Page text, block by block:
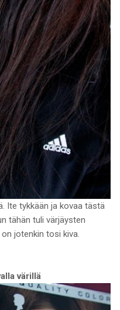
Ite tykkään ja kovaa tästä
tähän tuli värjäysten
jotenkin tosi kiva.
värillä